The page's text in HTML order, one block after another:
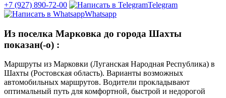
+7 (927) 890-72-00
Telegram
Whatsapp
Из поселка Марковка до города Шахты
показан(-о) :
Маршруты из Марковки (Луганская Народная Республика) в
Шахты (Ростовская область). Варианты возможных
автомобильных маршрутов. Водители прокладывают
оптимальный путь для комфортной, быстрой и недорогой